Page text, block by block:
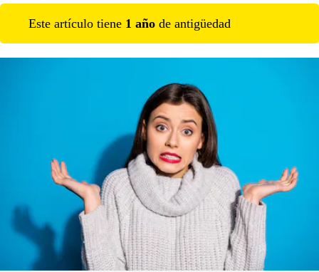
Este artículo tiene 1 año de antigüedad